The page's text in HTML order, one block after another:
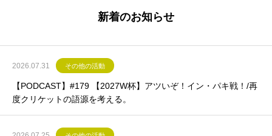
新着のお知らせ
2026.07.31 その他の活動
【PODCAST】#179 【2027W杯】アツいぞ！イン・パキ戦！/再
度クリケットの語源を考える。